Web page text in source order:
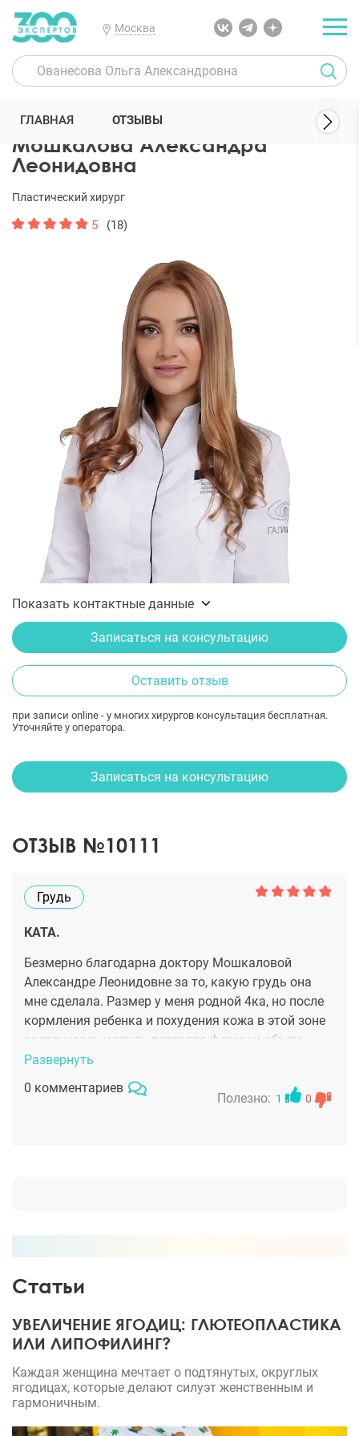
Москва
300 Экспертов Пластические хирурги Мошкалова Александра
Мошкалова Александра
Леонидовна
Пластический хирург
5 (18)
Показать контактные данные
Записаться на консультацию
Оставить отзыв
при записи online - у многих хирургов консультация бесплатная.
Уточняйте у оператора.
ГЛАВНАЯ ОТЗЫВЫ
Записаться на консультацию
ОТЗЫВ №10111
Грудь
КАТА.
Безмерно благодарна доктору Мошкаловой
Александре Леонидовне за то, какую грудь она
мне сделала. Размер у меня родной 4ка, но после
кормления ребенка и похудения кожа в этой зоне
растянулась и грудь потеряла форму и объем.
После консультации у Александры Леонидовны
было решено делать увеличение груди с
коррекцией формы и удалением лишней кожи. Я
Развернуть
0 комментариев
Полезно: 1 0
Статьи
УВЕЛИЧЕНИЕ ЯГОДИЦ: ГЛЮТЕОПЛАСТИКА
ИЛИ ЛИПОФИЛИНГ?
Каждая женщина мечтает о подтянутых, округлых
ягодицах, которые делают силуэт женственным и
гармоничным.